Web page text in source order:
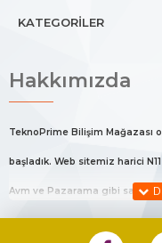
KATEGORİLER
Hakkımızda
TeknoPrime Bilişim Mağazası
başladık. Web sitemiz harici
Avm ve Pazarama gibi satış
değerlendirmeler ile satış